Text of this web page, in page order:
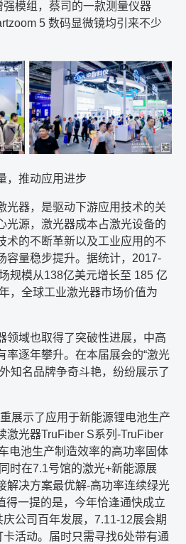
强模组，蔡司的一款测量仪器
5 数码显微镜均引来不少
，推动应用进步
光器，是驱动下游应用技术的关
光源，激光器成本占激光设备的
术的不断革新以及工业应用的不
容量稳步提升。据统计， 2017-
规模从138亿美元增长至 185 亿
，全球工业激光器市场价值为
领域也取得了突破性进展，中高
率逐年攀升。在本届展会的“激光
知名品牌争奇斗艳，纷纷展示了
展示了应用于新能源锂电池生产
激光器TruFiber S系列 -TruFiber
电池生产制造效率的高功率固体
时在7.1号馆的激光+新能源展
解决方案最优解-高功率连续绿光
得一提的是，今年恰逢通快成立
公司百年发展， 7.11-12展会期
卡活动。届时只需寻找6处带有通